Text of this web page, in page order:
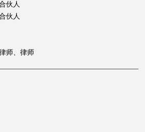
与国际金融投资者财团的战略合作中提供股
Capital B.V. 49%的股权（2017 年）及
的股权（2016 年）
投资公司（2015 年和2017 年）对中粮国
资
伙人
伙人
师、律师